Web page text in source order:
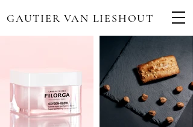
GAUTIER VAN LIESHOUT